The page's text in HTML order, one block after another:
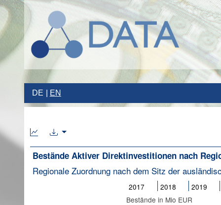
DE EN
Bestände Aktiver Direktinvestitionen nach
Regionale Zuordnung nach dem Sitz der
2017 2018
2019
Bestände in Mio EUR